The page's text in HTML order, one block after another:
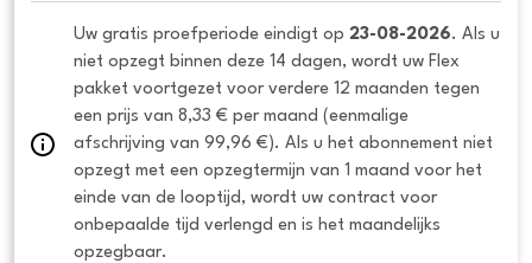
Uw gratis proefperiode eindigt op 23-08-2026. Als u
niet opzegt binnen deze 14 dagen, wordt uw Flex
pakket voortgezet voor verdere 12 maanden tegen
een prijs van 8,33 € per maand (eenmalige
afschrijving van 99,96 €). Als u het abonnement niet
opzegt met een opzegtermijn van 1 maand voor het
einde van de looptijd, wordt uw contract voor
onbepaalde tijd verlengd en is het maandelijks
opzegbaar.